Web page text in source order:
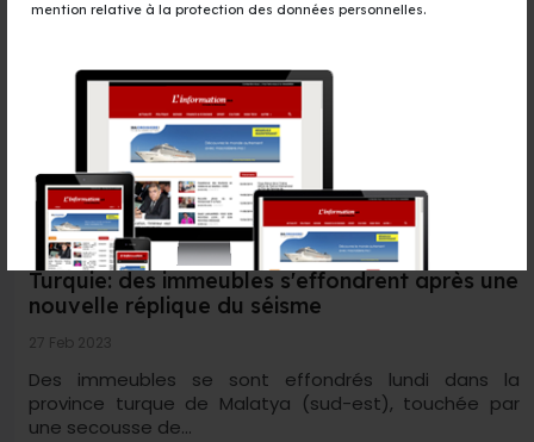
mention relative à la protection des données personnelles.
Turquie: des immeubles s'effondrent après une
nouvelle réplique du séisme
27 Feb 2023
Des immeubles se sont effondrés lundi dans la
province turque de Malatya (sud-est), touchée par
une secousse de...